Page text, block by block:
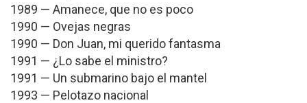
1989 — Amanece, que no es poco
1990 — Ovejas negras
1990 — Don Juan, mi querido fantasma
1991 — ¿Lo sabe el ministro?
1991 — Un submarino bajo el mantel
1993 — Pelotazo nacional